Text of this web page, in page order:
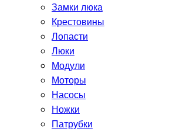
Замки люка
Крестовины
Лопасти
Люки
Модули
Моторы
Насосы
Ножки
Патрубки